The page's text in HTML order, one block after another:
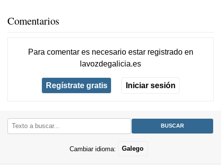
Comentarios
Para comentar es necesario estar registradoen
lavozdegalicia.es
Regístrate gratis Iniciar sesión
Cambiar idioma: Galego